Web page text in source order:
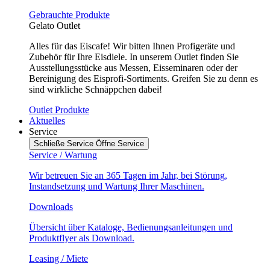
Gebrauchte Produkte
Gelato Outlet
Alles für das Eiscafe! Wir bitten Ihnen Profigeräte und
Zubehör für Ihre Eisdiele. In unserem Outlet finden Sie
Ausstellungsstücke aus Messen, Eisseminaren oder der
Bereinigung des Eisprofi-Sortiments. Greifen Sie zu denn es
sind wirkliche Schnäppchen dabei!
Outlet Produkte
Aktuelles
Service
Schließe Service Öffne Service
Service / Wartung
Wir betreuen Sie an 365 Tagen im Jahr, bei Störung,
Instandsetzung und Wartung Ihrer Maschinen.
Downloads
Übersicht über Kataloge, Bedienungsanleitungen und
Produktflyer als Download.
Leasing / Miete